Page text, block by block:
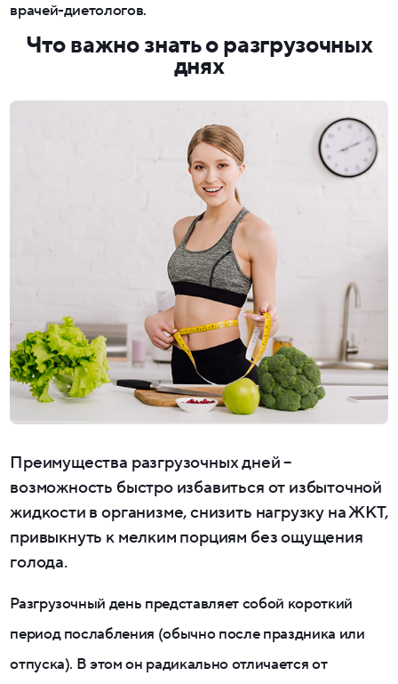
врачей-диетологов.
Что важно знать о разгрузочных
днях
Преимущества разгрузочных дней –
возможность быстро избавиться от избыточной
жидкости в организме, снизить нагрузку на ЖКТ,
привыкнуть к мелким порциям без ощущения
голода.
Разгрузочный день представляет собой короткий
период послабления (обычно после праздника или
отпуска). В этом он радикально отличается от